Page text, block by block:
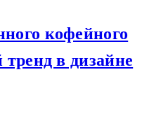
кофейного
в дизайне